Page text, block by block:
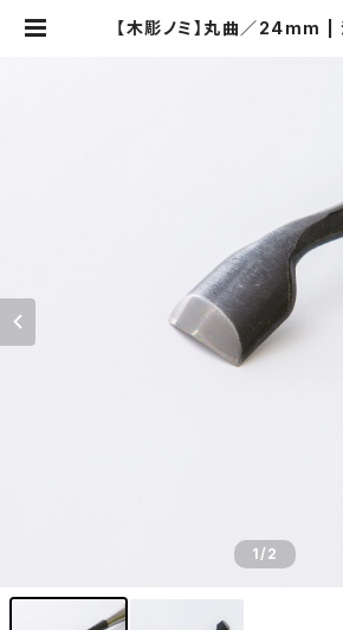
【木彫ノミ】丸曲／24mm |
1/2